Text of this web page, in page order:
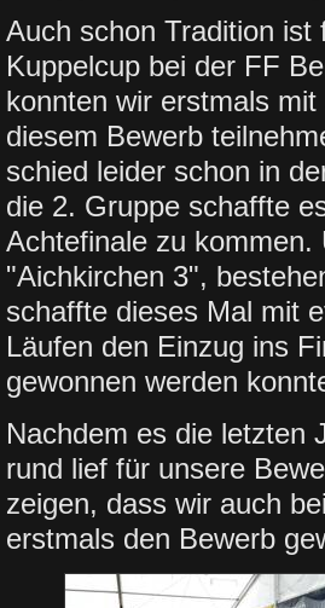
Auch schon Tradition ist
Kuppelcup bei der FF
konnten wir erstmals
diesem Bewerb
schied leider schon in
die 2. Gruppe schaffte
Achtefinale zu kommen.
"Aichkirchen 3",
schaffte dieses Mal mit
Läufen den Einzug ins
gewonnen werden
Nachdem es die letzten
rund lief für unsere
zeigen, dass wir auch
erstmals den Bewerb